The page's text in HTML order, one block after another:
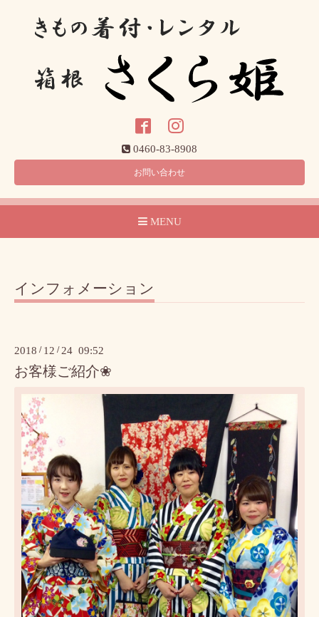
0460-83-8908
お問い合わせ
MENU
インフォメーション
2018 / 12 / 24 09:52
お客様ご紹介❀